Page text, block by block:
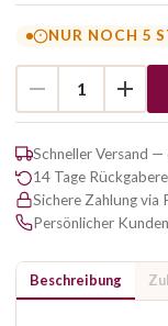
NUR NOCH 5
Schneller Versand
14 Tage
Sichere Zahlung
Persönlicher
Beschreibung